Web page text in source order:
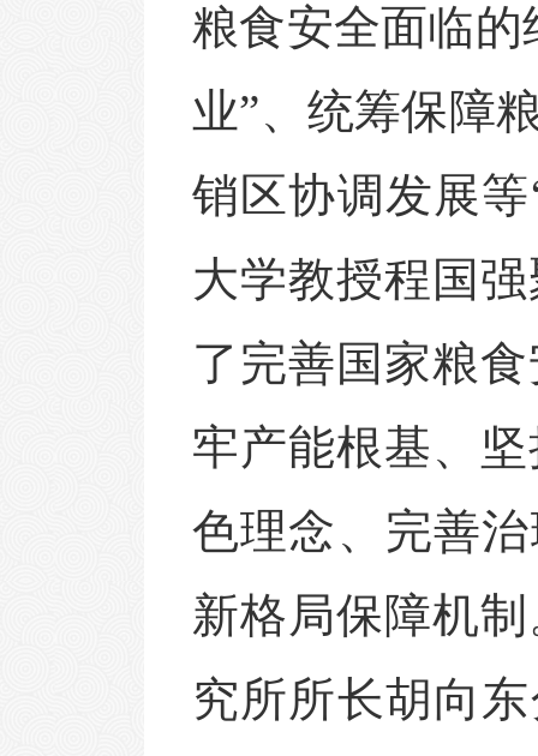
粮食安全面临
业”、统筹保障
销区协调发展
大学教授程国
了 完善国家粮
牢产能根基、
色理念、完善
新格局保障机
究所所长胡向东